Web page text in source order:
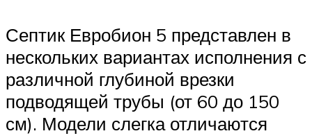
Септик Евробион 5 представлен в
нескольких вариантах исполнения с
различной глубиной врезки
подводящей трубы (от 60 до 150
см). Модели слегка отличаются